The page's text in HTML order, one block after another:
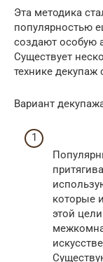
Эта методика
популярностью
создают особую
Существует
технике декупаж
Вариант
которые
этой